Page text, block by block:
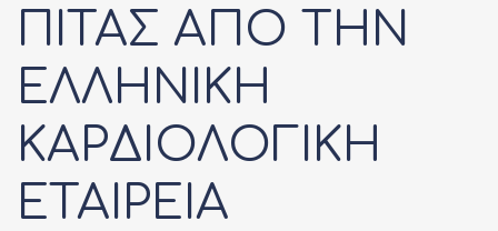
ΠΙΤΑΣ ΑΠΟ ΤΗΝ
ΕΛΛΗΝΙΚΗ
ΚΑΡΔΙΟΛΟΓΙΚΗ
ΕΤΑΙΡΕΙΑ